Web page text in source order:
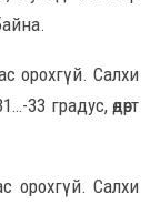
орохгүй. Салхи
градус, өдөртөө
орохгүй. Салхи